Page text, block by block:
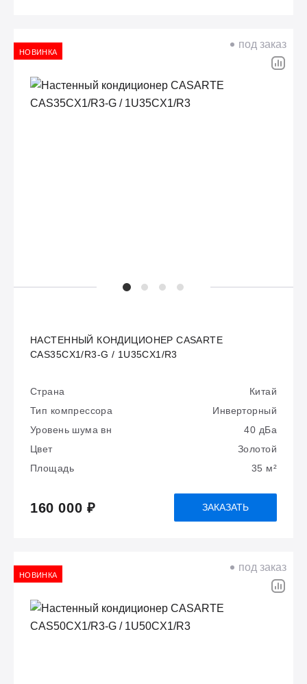
НОВИНКА
под заказ
НАСТЕННЫЙ КОНДИЦИОНЕР CASARTE
CAS35CX1/R3-G / 1U35CX1/R3
Страна
Китай
Тип компрессора
Инверторный
Уровень шума вн
40 дБа
Цвет
Золотой
Площадь
35 м²
160 000 ₽ ЗАКАЗАТЬ
НОВИНКА
под заказ